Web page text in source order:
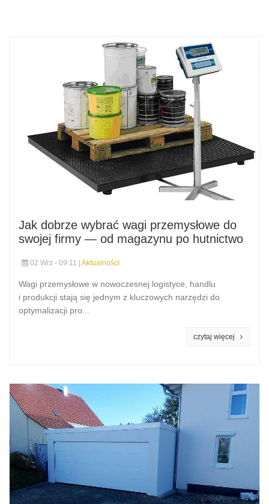
Jak dobrze wybrać wagi przemysłowe do
swojej firmy — od magazynu po hutnictwo
02 Wrz - 09:11 | Aktualności
Wagi przemysłowe w nowoczesnej logistyce, handlu
i produkcji stają się jednym z kluczowych narzędzi do
optymalizacji pro...